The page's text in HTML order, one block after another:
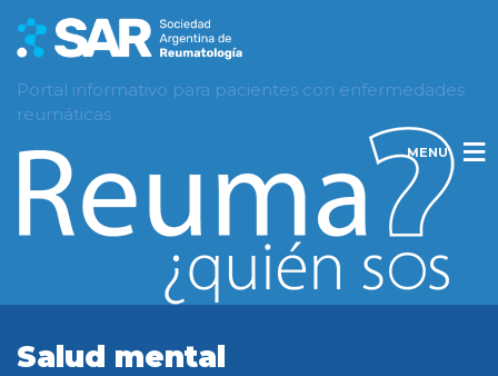
Portal informativo para pacientes con enfermedades
reumáticas
MENU
Salud mental